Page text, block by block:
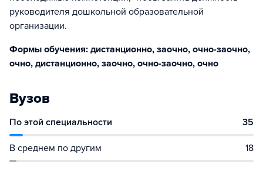
руководителя дошкольной образовательной
организации.
Формы обучения: дистанционно, заочно, очно-заочно,
очно, дистанционно, заочно, очно-заочно, очно
Вузов
По этой специальности 35
В среднем по другим 18